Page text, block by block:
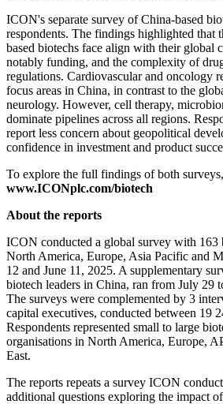
ICON's separate survey of China-based
respondents. The findings highlighted that
based biotechs face align with their global
notably funding, and the complexity of
regulations. Cardiovascular and oncology
focus areas in China, in contrast to the
neurology. However, cell therapy,
dominate pipelines across all regions.
report less concern about geopolitical
confidence in investment and product
To explore the full findings of both
www.ICONplc.com/biotech
About the reports
ICON conducted a global survey with 163
North America, Europe, Asia Pacific and
12 and June 11, 2025. A supplementary
biotech leaders in China, ran from July 29
The surveys were complemented by 3
capital executives, conducted between 19
Respondents represented small to large
organisations in North America, Europe,
East.
The reports repeats a survey ICON
additional questions exploring the impact